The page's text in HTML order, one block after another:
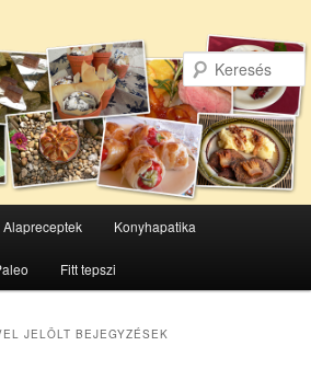
Alapreceptek Konyhapatika
Fitt tepszi
JELÖLT BEJEGYZÉSEK